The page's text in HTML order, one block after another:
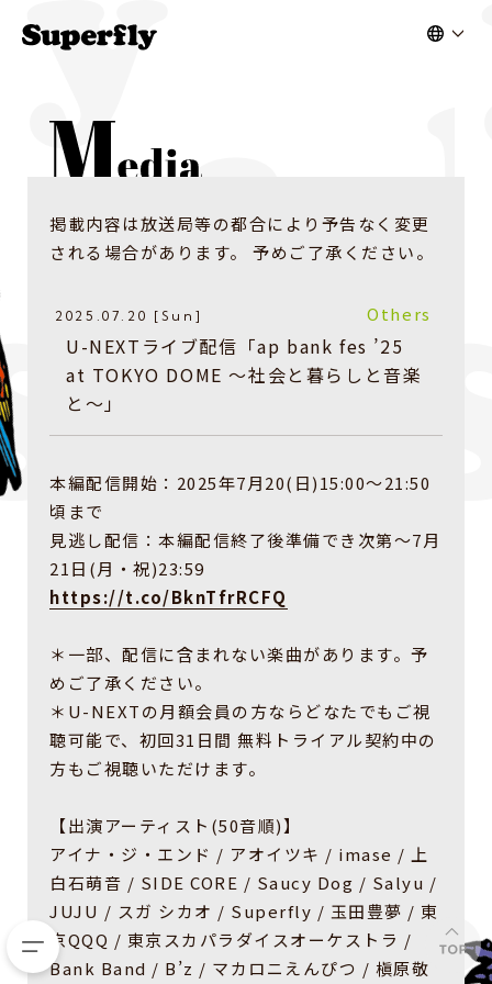
掲載内容は放送局等の都合により予告なく変更
される場合があります。 予めご了承ください。
2025.07.20 [Sun] Others
U-NEXTライブ配信「ap bank fes ’25
at TOKYO DOME 〜社会と暮らしと音楽
と〜」
本編配信開始：2025年7月20(日)15:00〜21:50
頃まで
見逃し配信：本編配信終了後準備でき次第〜7月
21日(月・祝)23:59
https://t.co/BknTfrRCFQ
＊一部、配信に含まれない楽曲があります。予
めご了承ください。
＊U-NEXTの月額会員の方ならどなたでもご視
聴可能で、初回31日間 無料トライアル契約中の
方もご視聴いただけます。
【出演アーティスト(50音順)】
アイナ・ジ・エンド / アオイツキ / imase / 上
白石萌音 / SIDE CORE / Saucy Dog / Salyu /
JUJU / スガ シカオ / Superfly / 玉田豊夢 / 東
京QQQ / 東京スカパラダイスオーケストラ /
Bank Band / B’z / マカロニえんぴつ / 槇原敬